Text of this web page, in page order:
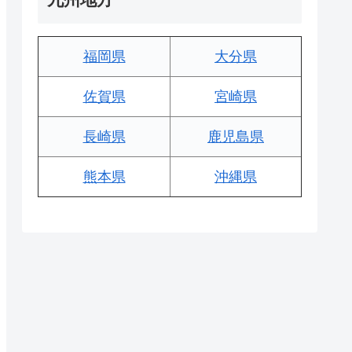
福岡県 大分県
佐賀県 宮崎県
長崎県 鹿児島県
熊本県 沖縄県